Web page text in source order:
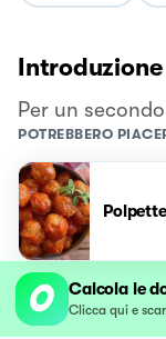
Introduzione
Per un
POTREBBERO
Calcola le
Clicca qui e